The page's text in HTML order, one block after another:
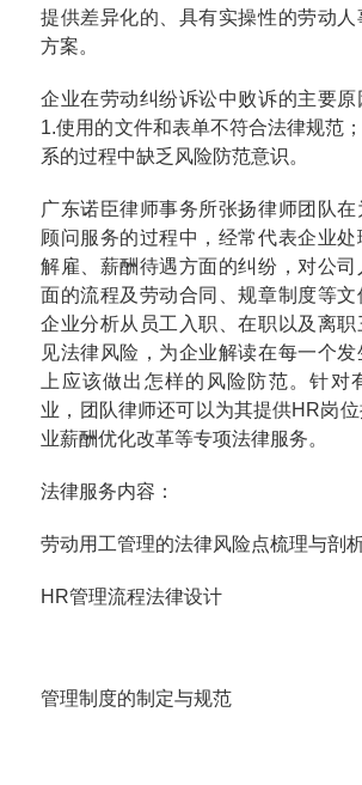
提供差异化的、具有实操性的劳动
方案。
企业在劳动纠纷诉讼中败诉的主要原
1.使用的文件和表单不符合法律规范
系的过程中缺乏风险防范意识。
广东诺臣律师事务所张扬律师团队
顾问服务的过程中，经常代表企业
解雇、薪酬待遇方面的纠纷，对公
面的流程及劳动合同、规章制度等
企业分析从员工入职、在职以及离职
见法律风险，为企业解读在每一个
上应该做出怎样的风险防范。针对
业，团队律师还可以为其提供HR岗
业薪酬优化改革等专项法律服务。
法律服务内容：
劳动用工管理的法律风险点梳理与剖
HR管理流程法律设计
管理制度的制定与规范